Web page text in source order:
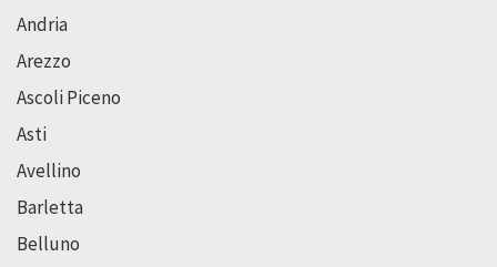
Andria
Arezzo
Ascoli Piceno
Asti
Avellino
Barletta
Belluno